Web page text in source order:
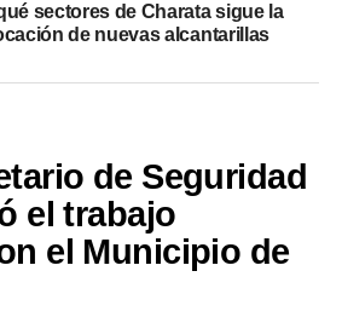
el acto «la vocación, el
personal que implica cada
el foco de la
sectores de Charata sigue la
de nuevas alcantarillas
de Seguridad
el trabajo
el Municipio de